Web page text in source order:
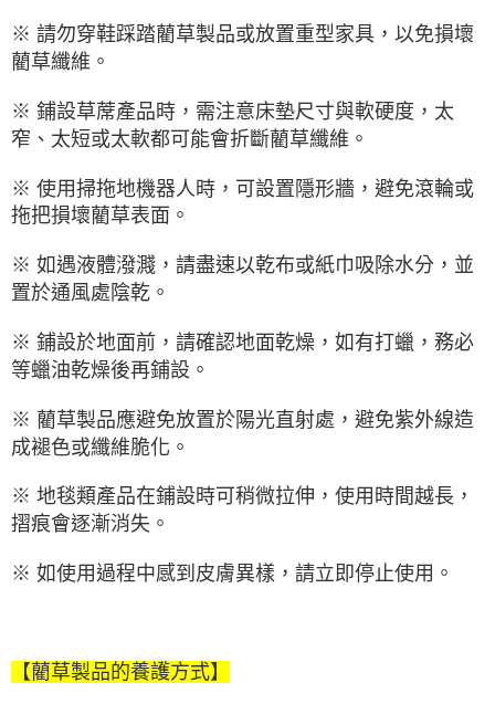
※ 請勿穿鞋踩踏藺草製品或放置重型家具，以免損壞
藺草纖維。
※ 鋪設草蓆產品時，需注意床墊尺寸與軟硬度，太
窄、太短或太軟都可能會折斷藺草纖維。
※ 使用掃拖地機器人時，可設置隱形牆，避免滾輪或
拖把損壞藺草表面。
※ 如遇液體潑濺，請盡速以乾布或紙巾吸除水分，並
置於通風處陰乾。
※ 鋪設於地面前，請確認地面乾燥，如有打蠟，務必
等蠟油乾燥後再鋪設。
※ 藺草製品應避免放置於陽光直射處，避免紫外線造
成褪色或纖維脆化。
※ 地毯類產品在鋪設時可稍微拉伸，使用時間越長，
摺痕會逐漸消失。
※ 如使用過程中感到皮膚異樣，請立即停止使用。
【藺草製品的養護方式】